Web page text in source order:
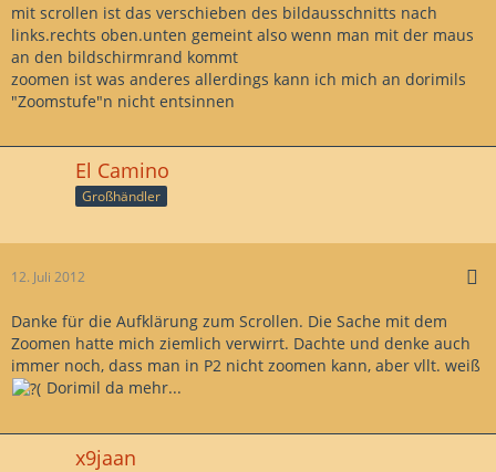
mit scrollen ist das verschieben des bildausschnitts nach
links.rechts oben.unten gemeint also wenn man mit der maus
an den bildschirmrand kommt
zoomen ist was anderes allerdings kann ich mich an dorimils
"Zoomstufe"n nicht entsinnen
El Camino
Großhändler
12. Juli 2012
Danke für die Aufklärung zum Scrollen. Die Sache mit dem
Zoomen hatte mich ziemlich verwirrt. Dachte und denke auch
immer noch, dass man in P2 nicht zoomen kann, aber vllt. weiß
Dorimil da mehr...
x9jaan